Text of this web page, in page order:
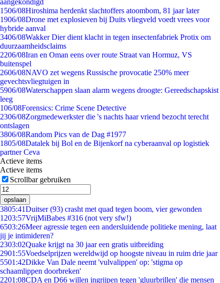
aangekondigd
1506/08Hiroshima herdenkt slachtoffers atoombom, 81 jaar later
1906/08Drone met explosieven bij Duits vliegveld voedt vrees voor
hybride aanval
3406/08Wakker Dier dient klacht in tegen insectenfabriek Protix om
duurzaamheidsclaims
2206/08Iran en Oman eens over route Straat van Hormuz, VS
buitenspel
2606/08NAVO zet wegens Russische provocatie 250% meer
gevechtsvliegtuigen in
5906/08Waterschappen slaan alarm wegens droogte: Gereedschapskist
leeg
106/08Forensics: Crime Scene Detective
2306/08Zorgmedewerkster die 's nachts haar vriend bezocht terecht
ontslagen
3806/08Random Pics van de Dag #1977
1805/08Datalek bij Bol en de Bijenkorf na cyberaanval op logistiek
partner Ceva
Actieve items
Actieve items
Scrollbar gebruiken
opslaan
3805:41Duitser (93) crasht met quad tegen boom, vier gewonden
1203:57VrijMiBabes #316 (not very sfw!)
6503:26Meer agressie tegen een andersluidende politieke mening, laat
jij je intimideren?
2303:02Quake krijgt na 30 jaar een gratis uitbreiding
2901:55Voedselprijzen wereldwijd op hoogste niveau in ruim drie jaar
5501:42Dikke Van Dale neemt 'vulvalippen' op: 'stigma op
schaamlippen doorbreken'
2201:08CDA en D66 willen ingrijpen tegen 'gluurbrillen' die mensen